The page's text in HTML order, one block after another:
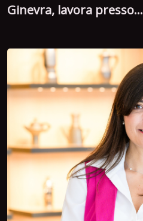
Ginevra, lavora presso...